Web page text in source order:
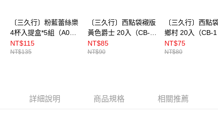
〔三久行〕粉藍蕾絲樂
4杯入提盒*5組（A09-
5-4）
NT$115
NT$135
〔三久行〕西點袋襯版
黃色爵士 20入（CB-3
）
NT$85
NT$90
〔三久行〕西點
鄉村 20入（CB-
NT$75
NT$80
詳細說明 商品規格 相關推薦